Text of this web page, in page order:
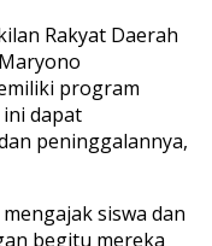
Rakyat Daerah
program
dapat
peninggalannya,
siswa dan
begitu mereka